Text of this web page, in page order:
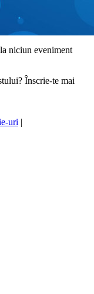
niciun eveniment
Înscrie-te mai
uri |